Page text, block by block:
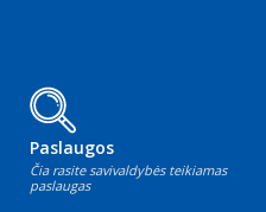
Paslaugos
Čia rasite savivaldybės teikiamas
paslaugas